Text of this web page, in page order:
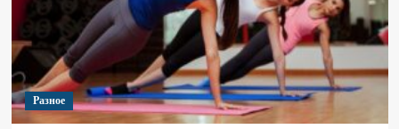
Разное